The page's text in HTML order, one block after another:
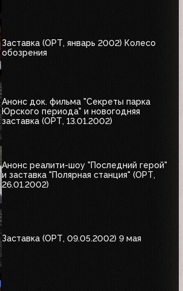
Заставка (ОРТ, январь 2002) Колесо
обозрения
Анонс док. фильма "Секреты парка
Юрского периода" и новогодняя
заставка (ОРТ, 13.01.2002)
Анонс реалити-шоу "Последний герой"
и заставка "Полярная станция" (ОРТ,
26.01.2002)
Заставка (ОРТ, 09.05.2002) 9 мая